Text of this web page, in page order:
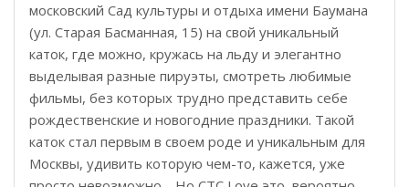
московский Сад культуры и отдыха имени Баумана
(ул. Старая Басманная, 15) на свой уникальный
каток, где можно, кружась на льду и элегантно
выделывая разные пируэты, смотреть любимые
фильмы, без которых трудно представить себе
рождественские и новогодние праздники. Такой
каток стал первым в своем роде и уникальным для
Москвы, удивить которую чем-то, кажется, уже